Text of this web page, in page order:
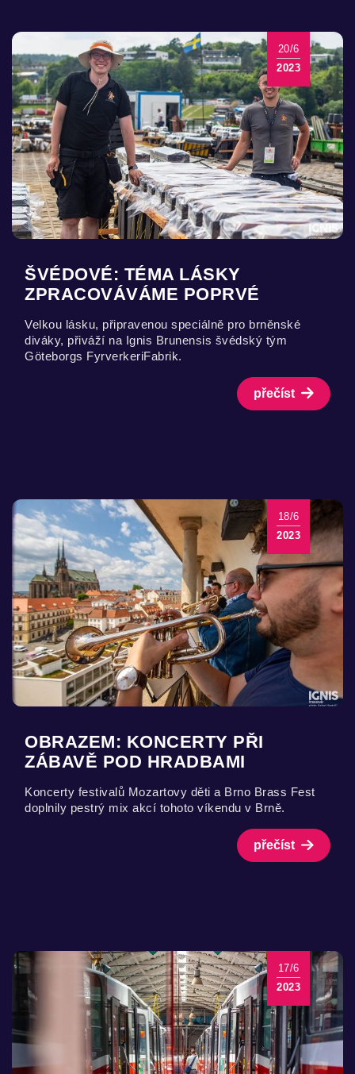
20/6
2023
ŠVÉDOVÉ: TÉMA LÁSKY
ZPRACOVÁVÁME POPRVÉ
Velkou lásku, připravenou speciálně pro brněnské
diváky, přiváží na Ignis Brunensis švédský tým
Göteborgs FyrverkeriFabrik.
přečíst
18/6
2023
OBRAZEM: KONCERTY PŘI
ZÁBAVĚ POD HRADBAMI
Koncerty festivalů Mozartovy děti a Brno Brass Fest
doplnily pestrý mix akcí tohoto víkendu v Brně.
přečíst
17/6
2023